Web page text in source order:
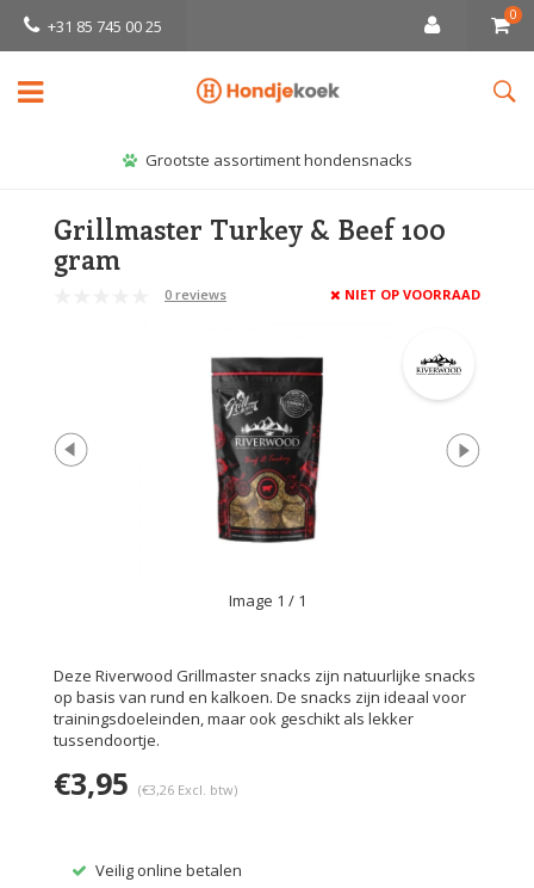
+31 85 745 00 25
0
Grootste assortiment hondensnacks
Grillmaster Turkey & Beef 100
gram
0 reviews NIET OP VOORRAAD
Image 1 / 1
Deze Riverwood Grillmaster snacks zijn natuurlijke snacks
op basis van rund en kalkoen. De snacks zijn ideaal voor
trainingsdoeleinden, maar ook geschikt als lekker
tussendoortje.
€3,95 (€3,26 Excl. btw)
Veilig online betalen